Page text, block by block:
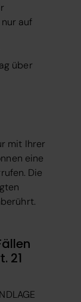
auf
über
mit Ihrer
eine
Die
21